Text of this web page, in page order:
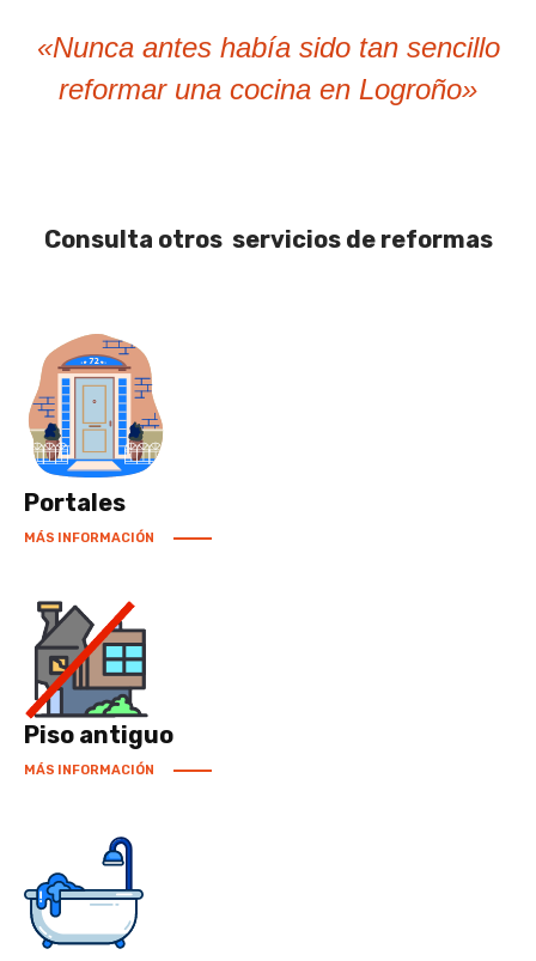
«Nunca antes había sido tan sencillo
reformar una cocina en Logroño»
Consulta otros servicios de reformas
Portales
MÁS INFORMACIÓN
Piso antiguo
MÁS INFORMACIÓN